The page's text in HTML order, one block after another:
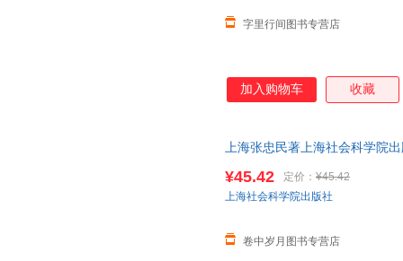
字里行间图书专营店
加入购物车 收藏
上海张忠民著上海社会科学院出
¥45.42 定价： ¥45.42
卷中岁月图书专营店
上海社会科学院出版社